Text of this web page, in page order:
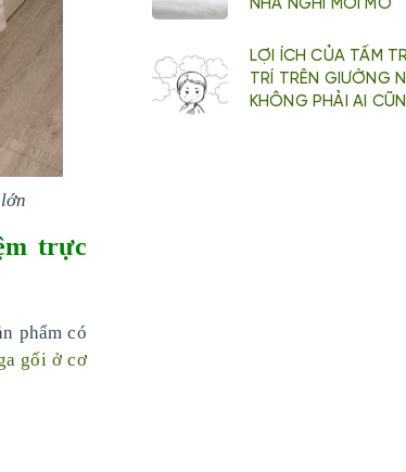
trực
phẩm có
gối ở cơ
NHÀ NGHỈ MỚI MỞ
LỢI ÍCH CỦA TẤM
TRÍ TRÊN GIƯỜNG
KHÔNG PHẢI AI